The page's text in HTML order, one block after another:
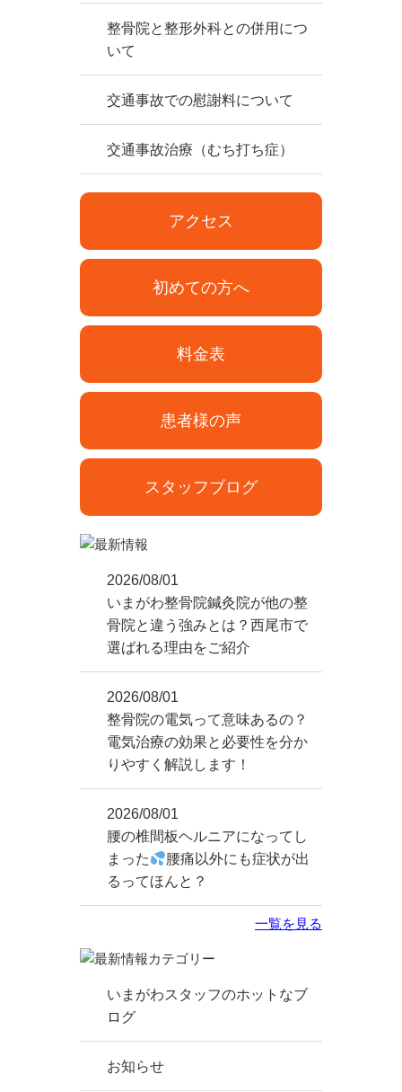
整骨院と整形外科との併用につ
いて
交通事故での慰謝料について
交通事故治療（むち打ち症）
アクセス
初めての方へ
料金表
患者様の声
スタッフブログ
2026/08/01
いまがわ整骨院鍼灸院が他の整
骨院と違う強みとは？西尾市で
選ばれる理由をご紹介
2026/08/01
整骨院の電気って意味あるの？
電気治療の効果と必要性を分か
りやすく解説します！
2026/08/01
腰の椎間板ヘルニアになってし
まった
腰痛以外にも症状が出
るってほんと？
一覧を見る
いまがわスタッフのホットなブ
ログ
お知らせ